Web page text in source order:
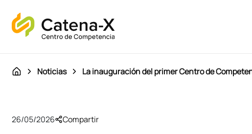
Noticias La inauguración del primer Centro de
26/05/2026 Compartir